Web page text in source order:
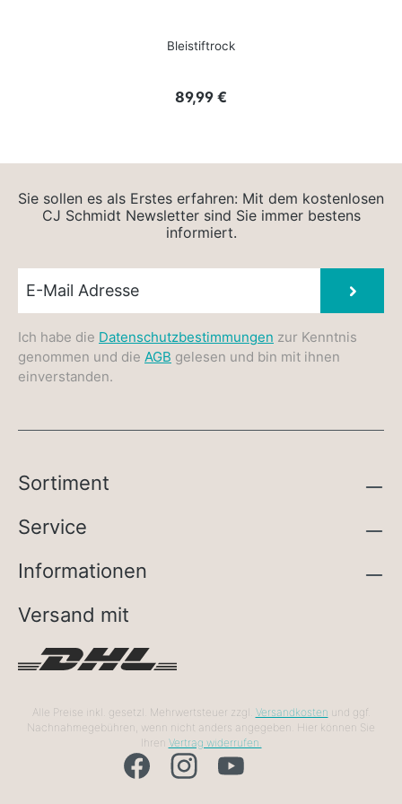
Bleistiftrock
Regulärer Preis:
89,99 €
Sie sollen es als Erstes erfahren: Mit dem kostenlosen
CJ Schmidt Newsletter sind Sie immer bestens
informiert.
Ich habe die Datenschutzbestimmungen zur Kenntnis
genommen und die AGB gelesen und bin mit ihnen
einverstanden.
Sortiment
Service
Informationen
Versand mit
Alle Preise inkl. gesetzl. Mehrwertsteuer zzgl. Versandkosten und ggf.
Nachnahmegebühren, wenn nicht anders angegeben. Hier können Sie
Ihren Vertrag widerrufen.